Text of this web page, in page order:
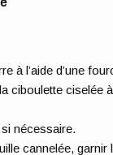
à l’aide d’une
ciboulette ciselée
nécessaire.
cannelée,